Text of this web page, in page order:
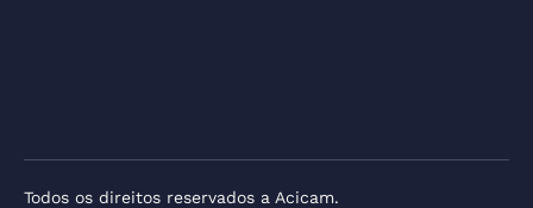
Todos os direitos reservados a Acicam.